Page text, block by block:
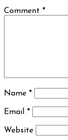
Comment *
Name *
Email *
Website